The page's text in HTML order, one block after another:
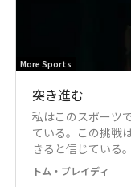
More Sports
突き進む
私はこのスポーツ
ている。この挑戦
きると信じている
なら、そこを選ば
トム・ブレイディ